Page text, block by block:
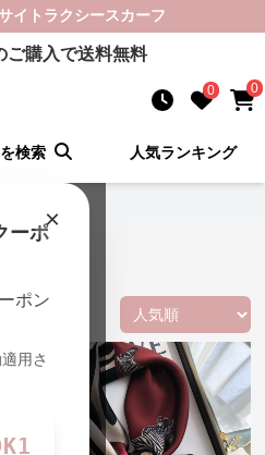
イト ラクシースカーフ
ご購入で送料無料
0 0
検索 人気ランキング
×
ーポ
ポン
用さ
覧